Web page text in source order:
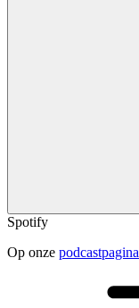
Spotify
Op onze podcastpagina